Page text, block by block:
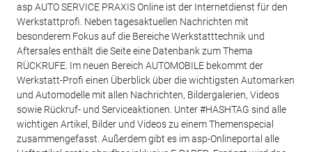
asp AUTO SERVICE PRAXIS Online ist der Internetdienst für den
Werkstattprofi. Neben tagesaktuellen Nachrichten mit
besonderem Fokus auf die Bereiche Werkstatttechnik und
Aftersales enthält die Seite eine Datenbank zum Thema
RÜCKRUFE. Im neuen Bereich AUTOMOBILE bekommt der
Werkstatt-Profi einen Überblick über die wichtigsten Automarken
und Automodelle mit allen Nachrichten, Bildergalerien, Videos
sowie Rückruf- und Serviceaktionen. Unter #HASHTAG sind alle
wichtigen Artikel, Bilder und Videos zu einem Themenspecial
zusammengefasst. Außerdem gibt es im asp-Onlineportal alle